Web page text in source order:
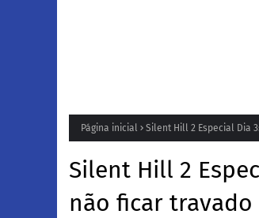
Página inicial Silent Hill 2 Especial Dia
Silent Hill 2
não ficar